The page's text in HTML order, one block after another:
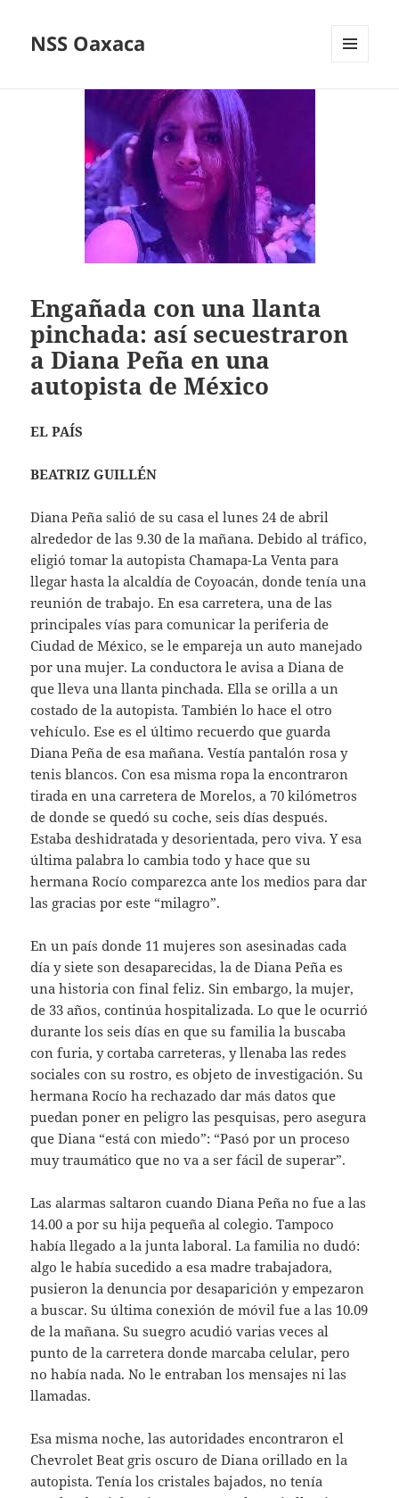
NSS Oaxaca
Engañada con una llanta
pinchada: así secuestraron
a Diana Peña en una
autopista de México
EL PAÍS
BEATRIZ GUILLÉN
Diana Peña salió de su casa el lunes 24 de abril
alrededor de las 9.30 de la mañana. Debido al tráfico,
eligió tomar la autopista Chamapa-La Venta para
llegar hasta la alcaldía de Coyoacán, donde tenía una
reunión de trabajo. En esa carretera, una de las
principales vías para comunicar la periferia de
Ciudad de México, se le empareja un auto manejado
por una mujer. La conductora le avisa a Diana de
que lleva una llanta pinchada. Ella se orilla a un
costado de la autopista. También lo hace el otro
vehículo. Ese es el último recuerdo que guarda
Diana Peña de esa mañana. Vestía pantalón rosa y
tenis blancos. Con esa misma ropa la encontraron
tirada en una carretera de Morelos, a 70 kilómetros
de donde se quedó su coche, seis días después.
Estaba deshidratada y desorientada, pero viva. Y esa
última palabra lo cambia todo y hace que su
hermana Rocío comparezca ante los medios para dar
las gracias por este “milagro”.
En un país donde 11 mujeres son asesinadas cada
día y siete son desaparecidas, la de Diana Peña es
una historia con final feliz. Sin embargo, la mujer,
de 33 años, continúa hospitalizada. Lo que le ocurrió
durante los seis días en que su familia la buscaba
con furia, y cortaba carreteras, y llenaba las redes
sociales con su rostro, es objeto de investigación. Su
hermana Rocío ha rechazado dar más datos que
puedan poner en peligro las pesquisas, pero asegura
que Diana “está con miedo”: “Pasó por un proceso
muy traumático que no va a ser fácil de superar”.
Las alarmas saltaron cuando Diana Peña no fue a las
14.00 a por su hija pequeña al colegio. Tampoco
había llegado a la junta laboral. La familia no dudó:
algo le había sucedido a esa madre trabajadora,
pusieron la denuncia por desaparición y empezaron
a buscar. Su última conexión de móvil fue a las 10.09
de la mañana. Su suegro acudió varias veces al
punto de la carretera donde marcaba celular, pero
no había nada. No le entraban los mensajes ni las
llamadas.
Esa misma noche, las autoridades encontraron el
Chevrolet Beat gris oscuro de Diana orillado en la
autopista. Tenía los cristales bajados, no tenía